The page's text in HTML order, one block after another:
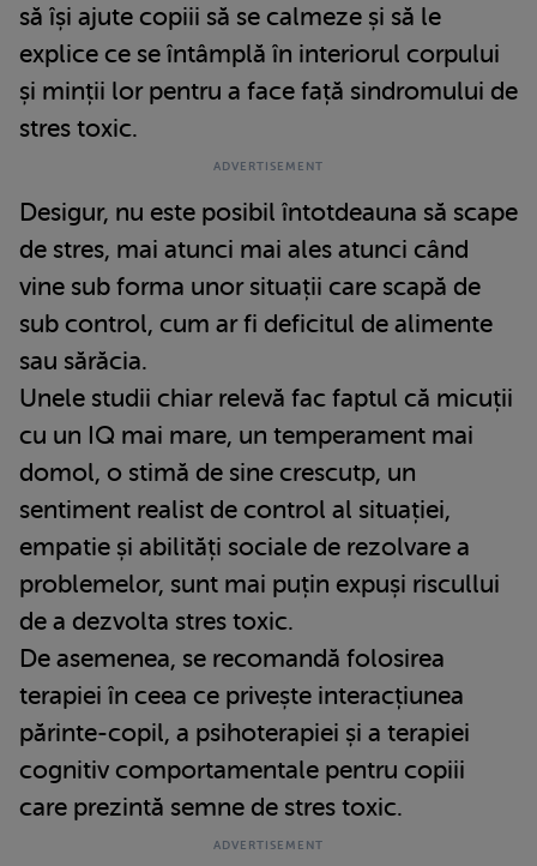
să își ajute copiii să se calmeze și să le
explice ce se întâmplă în interiorul corpului
și minții lor pentru a face față sindromului de
stres toxic.
Desigur, nu este posibil întotdeauna să scape
de stres, mai atunci mai ales atunci când
vine sub forma unor situații care scapă de
sub control, cum ar fi deficitul de alimente
sau sărăcia.
Unele studii chiar relevă fac faptul că micuții
cu un IQ mai mare, un temperament mai
domol, o stimă de sine crescutp, un
sentiment realist de control al situației,
empatie și abilități sociale de rezolvare a
problemelor, sunt mai puțin expuși riscullui
de a dezvolta stres toxic.
De asemenea, se recomandă folosirea
terapiei în ceea ce privește interacțiunea
părinte-copil, a psihoterapiei și a terapiei
cognitiv comportamentale pentru copiii
care prezintă semne de stres toxic.